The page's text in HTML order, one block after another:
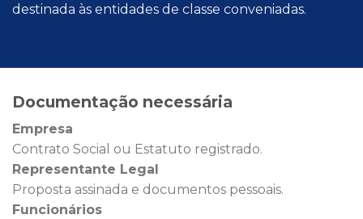
destinada às entidades de classe conveniadas.
Documentação necessária
Empresa
Contrato Social ou Estatuto registrado.
Representante Legal
Proposta assinada e documentos pessoais.
Funcionários